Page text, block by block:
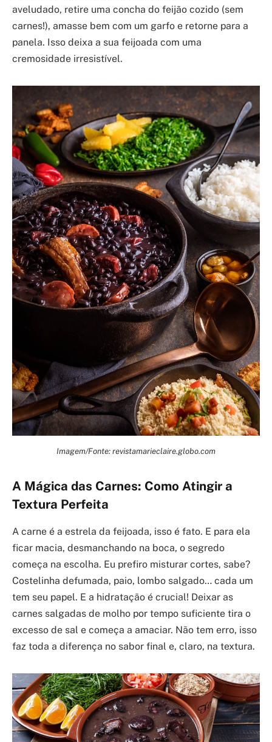
aveludado, retire uma concha do feijão cozido (sem
carnes!), amasse bem com um garfo e retorne para a
panela. Isso deixa a sua feijoada com uma
cremosidade irresistível.
Imagem/Fonte: revistamarieclaire.globo.com
A Mágica das Carnes: Como Atingir a
Textura Perfeita
A carne é a estrela da feijoada, isso é fato. E para ela
ficar macia, desmanchando na boca, o segredo
começa na escolha. Eu prefiro misturar cortes, sabe?
Costelinha defumada, paio, lombo salgado… cada um
tem seu papel. E a hidratação é crucial! Deixar as
carnes salgadas de molho por tempo suficiente tira o
excesso de sal e começa a amaciar. Não tem erro, isso
faz toda a diferença no sabor final e, claro, na textura.